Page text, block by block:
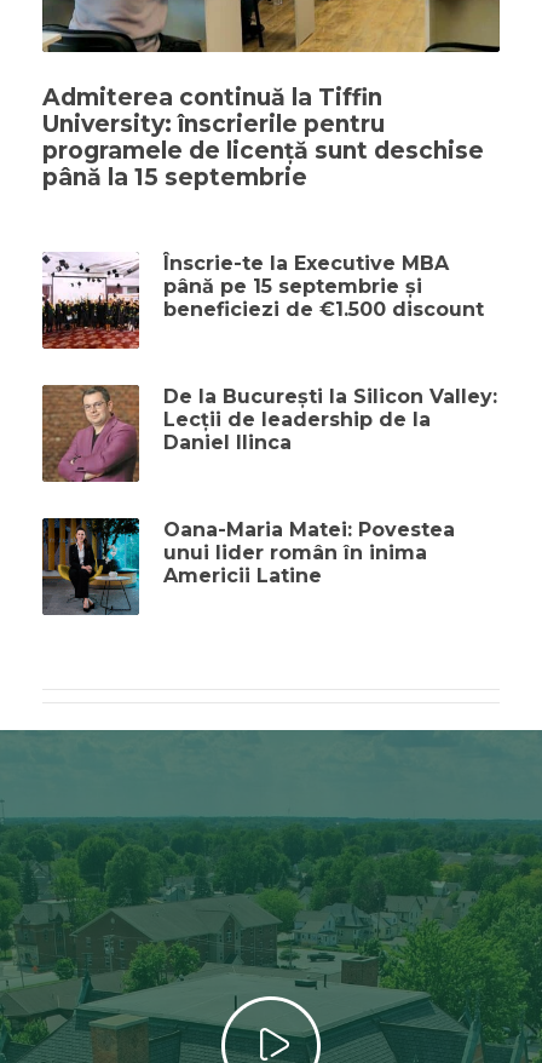
Admiterea continuă la Tiffin
University: înscrierile pentru
programele de licență sunt deschise
până la 15 septembrie
Înscrie-te la Executive MBA
până pe 15 septembrie și
beneficiezi de €1.500 discount
De la București la Silicon Valley:
Lecții de leadership de la
Daniel Ilinca
Oana-Maria Matei: Povestea
unui lider român în inima
Americii Latine